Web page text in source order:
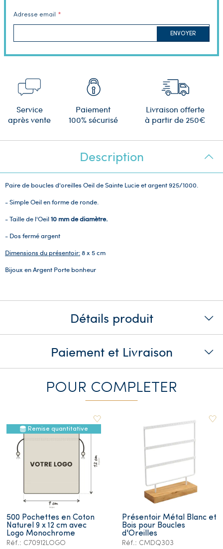
Adresse email
ENVOYER
Service
après vente
Paiement
100% sécurisé
Livraison offerte
à partir de 250€
Description
Paire de boucles d'oreilles Oeil de Sainte Lucie et argent 925/1000.
- Simple Oeil en forme de ronde.
- Taille de l'Oeil10 mm de diamètre.
- Dos fermé argent
Dimensions du présentoir:8 x 5 cm
Bijoux en Argent Porte bonheur
Détails produit
Paiement et Livraison
POUR COMPLETER
Remise quantitative
500 Pochettes en Coton
Naturel 9 x 12 cm avec
Logo Monochrome
Réf.: C70912LOGO
Présentoir Métal Blanc et
Bois pour Boucles
d'Oreilles
Réf.: CMDQ303